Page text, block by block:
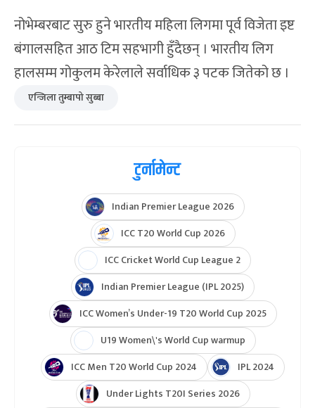
नोभेम्बरबाट सुरु हुने भारतीय महिला लिगमा पूर्व विजेता इष्ट
बंगालसहित आठ टिम सहभागी हुँदैछन् । भारतीय लिग
हालसम्म गोकुलम केरेलाले सर्वाधिक ३ पटक जितेको छ ।
एन्जिला तुम्बापो सुब्बा
टुर्नामेन्ट
Indian Premier League 2026
ICC T20 World Cup 2026
ICC Cricket World Cup League 2
Indian Premier League (IPL 2025)
ICC Women’s Under-19 T20 World Cup 2025
U19 Women\'s World Cup warmup
ICC Men T20 World Cup 2024
IPL 2024
Under Lights T20I Series 2026